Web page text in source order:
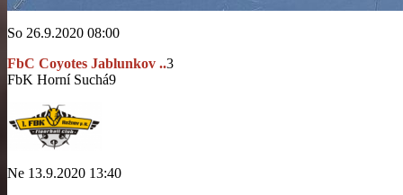
So 26.9.2020 08:00
FbC Coyotes Jablunkov ..3
FbK Horní Suchá9
Ne 13.9.2020 13:40